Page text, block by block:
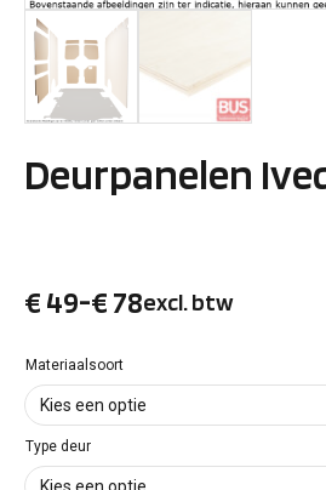
Deurpanelen
€ 49-€ 78
Prijsklasse:
€ 49
tot
€ 78
excl. btw
Materiaalsoort
Type deur